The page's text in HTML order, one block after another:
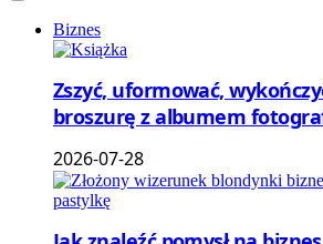
Biznes
Zszyć, uformować,
broszurę z albumem
2026-07-28